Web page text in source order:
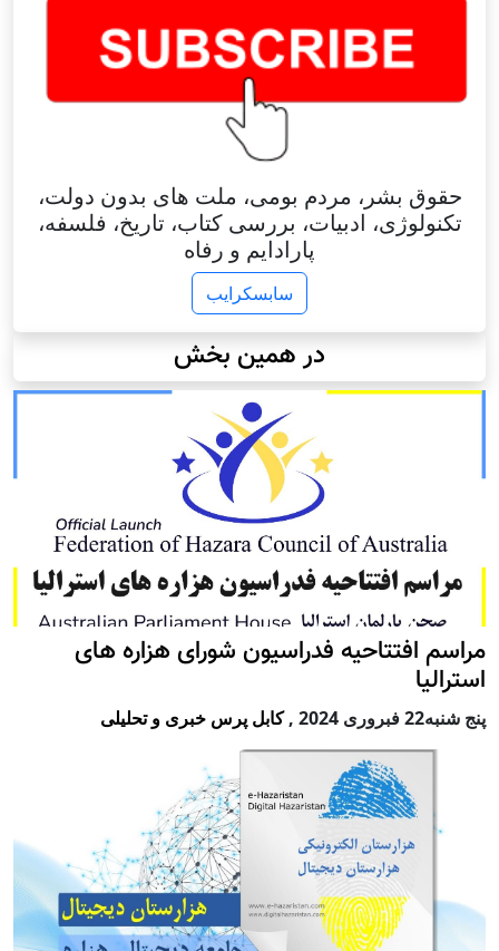
حقوق بشر، مردم بومی، ملت های بدون دولت،
تکنولوژی، ادبیات، بررسی کتاب، تاریخ، فلسفه،
پارادایم و رفاه
سابسکرایب
در همین بخش
مراسم افتتاحیه فدراسیون شورای هزاره های
استرالیا
پنج شنبه22 فبروری 2024 ,کابل پرس خبری و تحلیلی